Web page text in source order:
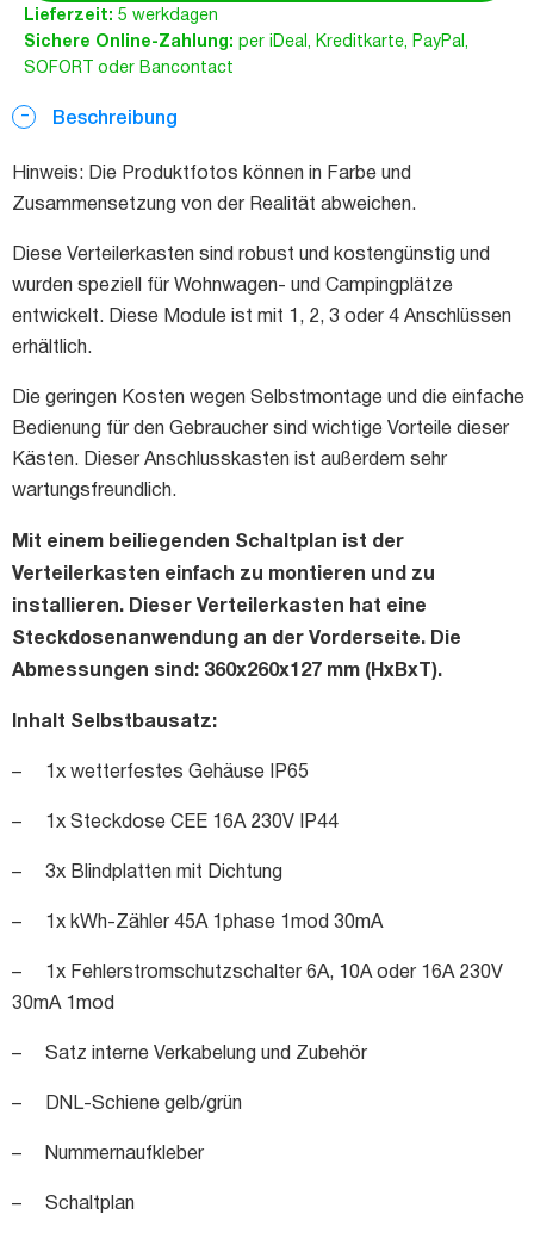
Beschreibung
Hinweis: Die Produktfotos können in Farbe und
Zusammensetzung von der Realität abweichen.
Diese Verteilerkasten sind robust und kostengünstig und
wurden speziell für Wohnwagen- und Campingplätze
entwickelt. Diese Module ist mit 1, 2, 3 oder 4 Anschlüssen
erhältlich.
Die geringen Kosten wegen Selbstmontage und die einfache
Bedienung für den Gebraucher sind wichtige Vorteile dieser
Kästen. Dieser Anschlusskasten ist außerdem sehr
wartungsfreundlich.
Mit einem beiliegenden Schaltplan ist der
Verteilerkasten einfach zu montieren und zu
installieren. Dieser Verteilerkasten hat eine
Steckdosenanwendung an der Vorderseite. Die
Abmessungen sind: 360x260x127 mm (HxBxT).
Inhalt Selbstbausatz:
– 1x wetterfestes Gehäuse IP65
– 1x Steckdose CEE 16A 230V IP44
– 3x Blindplatten mit Dichtung
– 1x kWh-Zähler 45A 1phase 1mod 30mA
– 1x Fehlerstromschutzschalter 6A, 10A oder 16A 230V
30mA 1mod
– Satz interne Verkabelung und Zubehör
– DNL-Schiene gelb/grün
– Nummernaufkleber
– Schaltplan
Lieferzeit: 5 werkdagen
Sichere Online-Zahlung: per iDeal, Kreditkarte, PayPal,
SOFORT oder Bancontact